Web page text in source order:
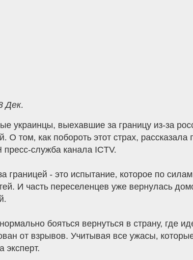
Дек.
украинцы, выехавшие за границу из-за
О том, как побороть этот страх,
служба канала ICTV.
границей - это испытание, которое по
И часть переселенцев уже вернулась
бояться вернуться в страну, где
от взрывов. Учитывая все ужасы,
эксперт.